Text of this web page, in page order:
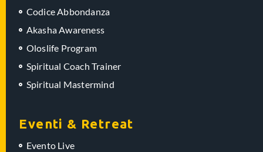
Codice Abbondanza
Akasha Awareness
Oloslife Program
Spiritual Coach Trainer
Spiritual Mastermind
Eventi & Retreat
Evento Live